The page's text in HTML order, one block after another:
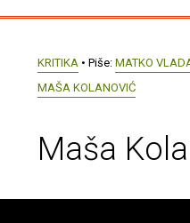
KRITIKA • Piše: MATKO
MAŠA KOLANOVIĆ
Maša